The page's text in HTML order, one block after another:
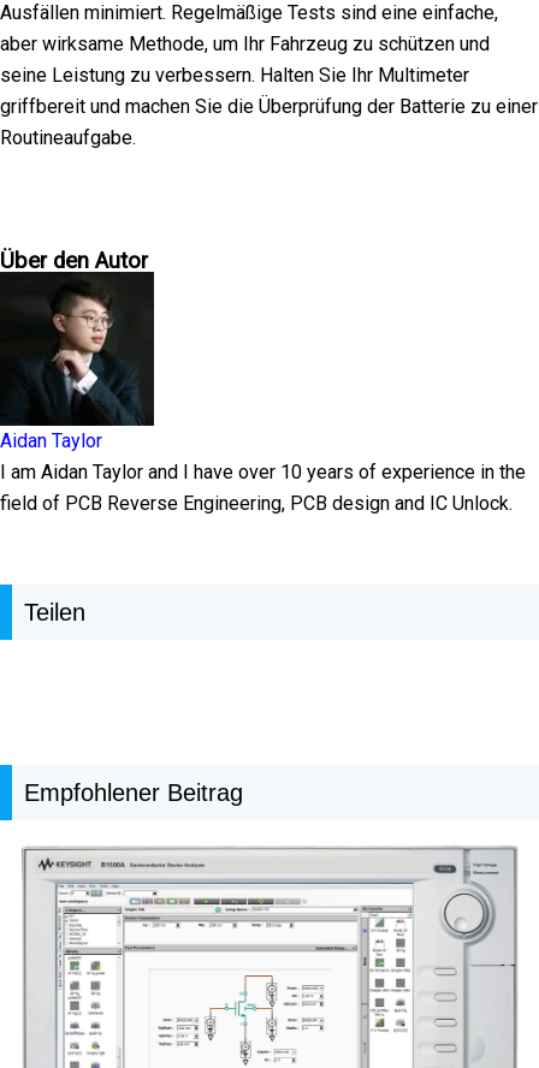
Ausfällen minimiert. Regelmäßige Tests sind eine einfache,
aber wirksame Methode, um Ihr Fahrzeug zu schützen und
seine Leistung zu verbessern. Halten Sie Ihr Multimeter
griffbereit und machen Sie die Überprüfung der Batterie zu einer
Routineaufgabe.
Über den Autor
Aidan Taylor
I am Aidan Taylor and I have over 10 years of experience in the
field of PCB Reverse Engineering, PCB design and IC Unlock.
Teilen
Empfohlener Beitrag